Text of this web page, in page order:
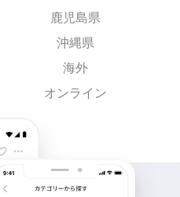
鹿児島県
沖縄県
海外
オンライン